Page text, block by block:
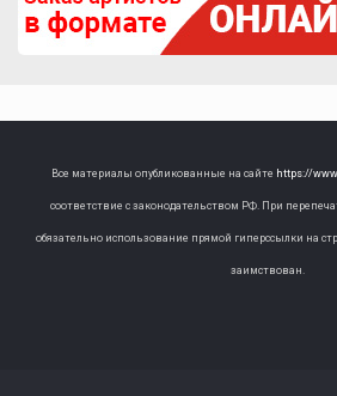
Все материалы опубликованные на сайте https://
соответствие с законодательством РФ. При
обязательно использование прямой гиперссылки на
заимствован.